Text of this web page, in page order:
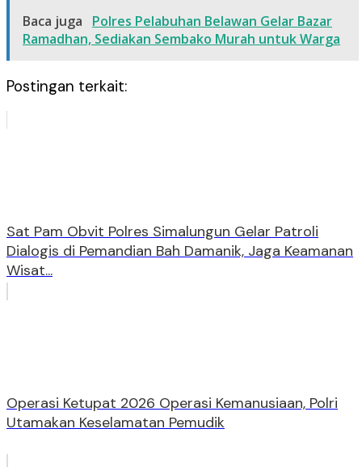
Baca juga
Polres Pelabuhan Belawan Gelar Bazar
Ramadhan, Sediakan Sembako Murah untuk Warga
Postingan terkait:
Sat Pam Obvit Polres Simalungun Gelar Patroli
Dialogis di Pemandian Bah Damanik, Jaga Keamanan
Wisat...
Operasi Ketupat 2026 Operasi Kemanusiaan, Polri
Utamakan Keselamatan Pemudik